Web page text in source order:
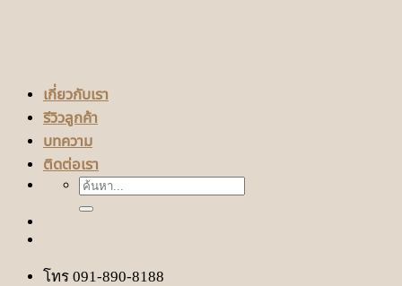
เกี่ยวกับเรา
รีวิวลูกค้า
บทความ
ติดต่อเรา
ค้นหา:
โทร 091-890-8188